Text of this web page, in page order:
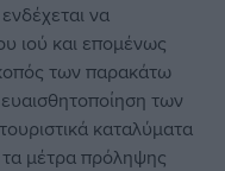
να
ιού και επομένως
των παρακάτω
των
καταλύματα
τα μέτρα πρόληψης